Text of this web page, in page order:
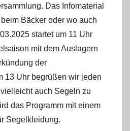
Das Infomaterial
Bäcker oder wo auch
startet um 11 Uhr
mit dem Auslagern
der
13 Uhr begrüßen wir jeden
auch Segeln zu
das Programm mit einem
Segelkleidung.